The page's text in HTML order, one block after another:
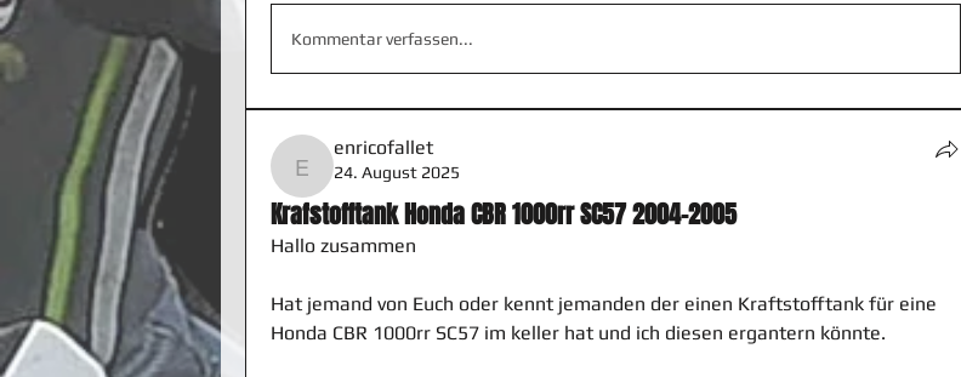
Kommentar verfassen...
enricofallet
enricofallet
24. August 2025
Krafstofftank Honda CBR 1000rr SC57 2004-2005
Hallo zusammen
Hat jemand von Euch oder kennt jemanden der einen Kraftstofftank für eine
Honda CBR 1000rr SC57 im keller hat und ich diesen ergantern könnte.